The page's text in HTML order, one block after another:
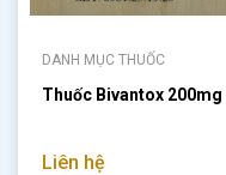
DANH MỤC THUỐC
Thuốc Bivantox 200mg
Liên hệ